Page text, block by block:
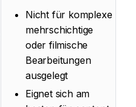
Nicht für komplexe
mehrschichtige
oder filmische
Bearbeitungen
ausgelegt
Eignet sich am